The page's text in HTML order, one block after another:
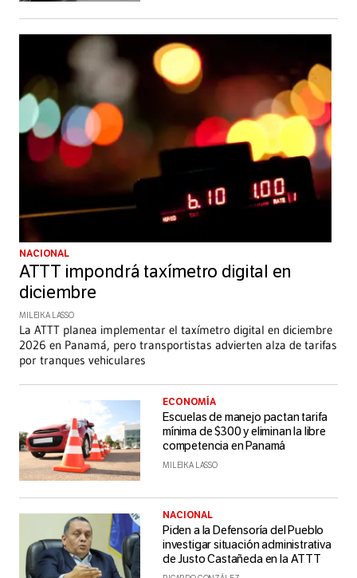
NACIONAL
ATTT impondrá taxímetro digital en
diciembre
MILEIKA LASSO
La ATTT planea implementar el taxímetro digital en diciembre
2026 en Panamá, pero transportistas advierten alza de tarifas
por tranques vehiculares
ECONOMÍA
Escuelas de manejo pactan tarifa
mínima de $300 y eliminan la libre
competencia en Panamá
MILEIKA LASSO
NACIONAL
Piden a la Defensoría del Pueblo
investigar situación administrativa
de Justo Castañeda en la ATTT